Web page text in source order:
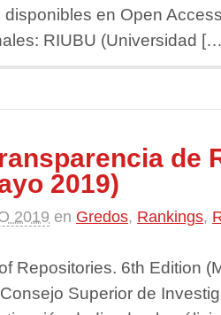
en Open
RIUBU (Universidad
de
2019)
2019 en Gredos, Rankings,
Repositories. 6th Edition
Superior de